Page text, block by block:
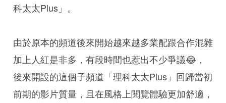
科太太Plus」。
由於原本的頻道後來開始越來越多業配跟合作混雜
加上人紅是非多，有段時間也惹出不少爭議😂，
後來開設的這個子頻道「理科太太Plus」回歸當初
前期的影片質量，且在風格上閱覽體驗更加舒適，